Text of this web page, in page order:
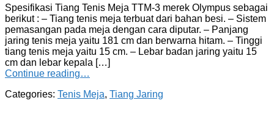
Spesifikasi Tiang Tenis Meja TTM-3 merek Olympus sebagai
berikut : – Tiang tenis meja terbuat dari bahan besi. – Sistem
pemasangan pada meja dengan cara diputar. – Panjang
jaring tenis meja yaitu 181 cm dan berwarna hitam. – Tinggi
tiang tenis meja yaitu 15 cm. – Lebar badan jaring yaitu 15
cm dan lebar kepala […]
Continue reading…
Categories: Tenis Meja, Tiang Jaring